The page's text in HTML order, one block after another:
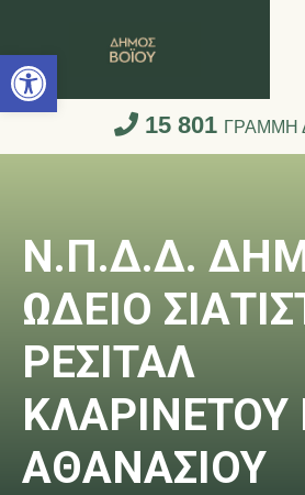
Ανοίξτε τη
15 801 ΓΡΑΜΜΗ
Ν.Π.Δ.Δ.
ΩΔΕΙΟ
ΡΕΣΙΤΑΛ
ΚΛΑΡΙΝΕΤΟΥ
ΑΘΑΝΑΣΙΟΥ